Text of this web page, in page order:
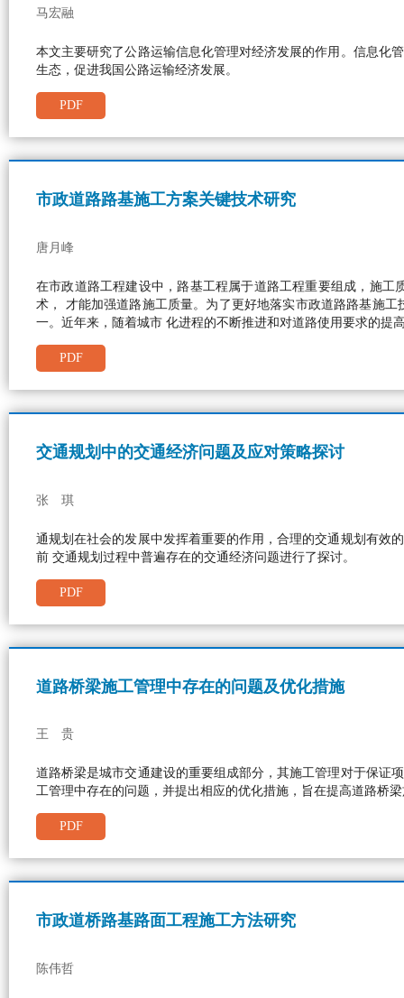
马宏融
本文主要研究了公路运输信息化管理对经济发展的作用。信息化
生态，促进我国公路运输经济发展。
PDF
市政道路路基施工方案关键技术研究
唐月峰
在市政道路工程建设中，路基工程属于道路工程重要组成，施
术， 才能加强道路施工质量。为了更好地落实市政道路路基施
一。近年来，随着城市 化进程的不断推进和对道路使用要求的提
PDF
交通规划中的交通经济问题及应对策略探讨
张 琪
通规划在社会的发展中发挥着重要的作用，合理的交通规划有效
前 交通规划过程中普遍存在的交通经济问题进行了探讨。
PDF
道路桥梁施工管理中存在的问题及优化措施
王 贵
道路桥梁是城市交通建设的重要组成部分，其施工管理对于保证
工管理中存在的问题，并提出相应的优化措施，旨在提高道路桥
PDF
市政道桥路基路面工程施工方法研究
陈伟哲